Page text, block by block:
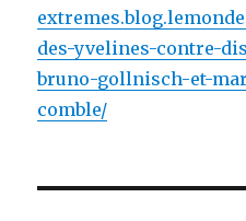
des-yvelines-contre-
bruno-gollnisch-et-
comble/